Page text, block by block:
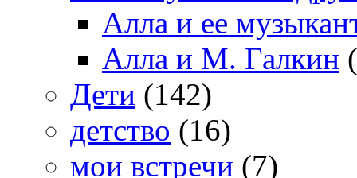
Алла и ее
Алла и М. Галкин
Дети (142)
детство (16)
мои встречи (7)